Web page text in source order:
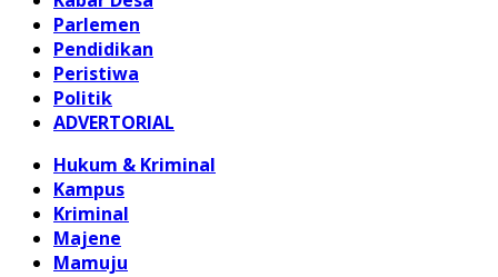
Parlemen
Pendidikan
Peristiwa
Politik
ADVERTORIAL
Hukum & Kriminal
Kampus
Kriminal
Majene
Mamuju